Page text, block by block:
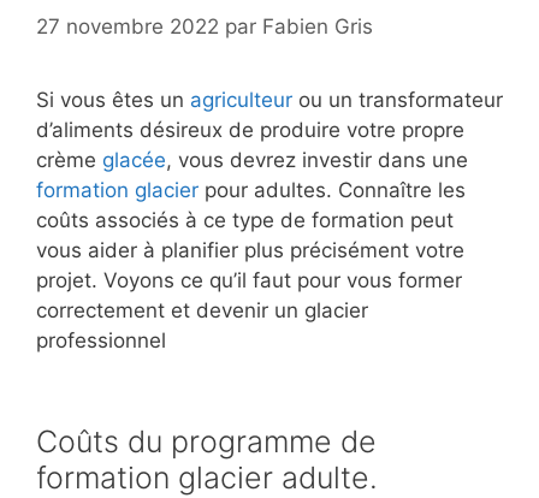
27 novembre 2022 par Fabien Gris
Si vous êtes un agriculteur ou un transformateur
d’aliments désireux de produire votre propre
crème glacée, vous devrez investir dans une
formation glacier pour adultes. Connaître les
coûts associés à ce type de formation peut
vous aider à planifier plus précisément votre
projet. Voyons ce qu’il faut pour vous former
correctement et devenir un glacier
professionnel
Coûts du programme de
formation glacier adulte.